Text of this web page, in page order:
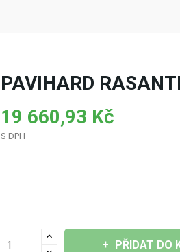
PAVIHARD
19 660,93 Kč
S DPH
PŘIDAT DO